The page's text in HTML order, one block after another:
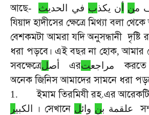
আছে- من ن يكذب في الحديث
যিয়াদ হাদীসের ক্ষেত্রে মিথ্যা বলা থেকে
বেশকমটা আমরা যদি অনুসন্ধানী দৃষ্টি
ধরা পড়বে। এই বছর না হোক,আমার
সবক্ষেত্রে أصل এর مراجعت করতে
অনেক জিনিস আমাদের সামনে ধরা
1. ইমাম তিরমিযী রহ.এর আরেকটি
الكبير । সেখানে علقمة بن وائل